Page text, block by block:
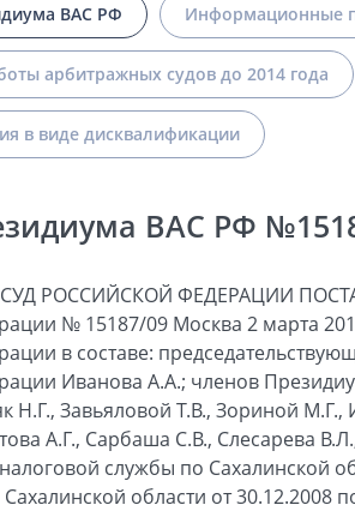
ВАС РФ Информационные
арбитражных судов до 2014 года
в виде дисквалификации
ВАС РФ
РОССИЙСКОЙ ФЕДЕРАЦИИ
№ 15187/09 Москва 2 марта
в составе:
Иванова А.А.; членов
Н.Г., Завьяловой Т.В., Зориной
А.Г., Сарбаша С.В., Слесарева
службы по Сахалинской
области от 30.12.2008